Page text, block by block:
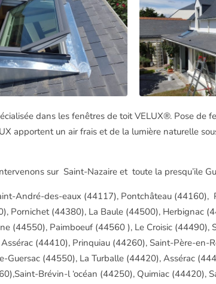
dans les fenêtres de toitVELUX®. Pose de
apportent un air frais et de la lumière naturelle
sur Saint-Nazaire et toute la presqu’ile
André-des-eaux (44117), Pontchâteau (44160),
Pornichet (44380), La Baule (44500), Herbignac
(44550), Paimboeuf (44560 ), Le Croisic (44490),
(44410), Prinquiau (44260), Saint-Père-en-
(44550), La Turballe (44420), Assérac
Brévin-l ‘océan (44250), Quimiac (44420),